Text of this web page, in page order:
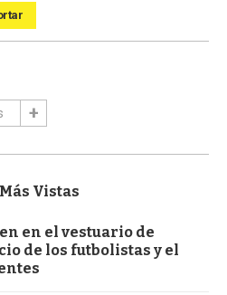
Vistas
en el vestuario de
de los futbolistas y el